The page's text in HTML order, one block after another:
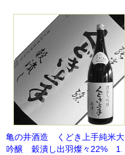
亀の井酒造 くどき上手純米大
吟醸 穀潰し出羽燦々22% 1.8